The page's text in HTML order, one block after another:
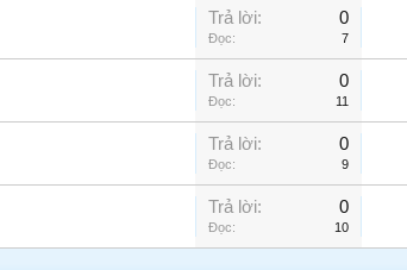
Trả lời: 0
Đọc: 7
Trả lời: 0
Đọc: 11
Trả lời: 0
Đọc: 9
Trả lời: 0
Đọc: 10